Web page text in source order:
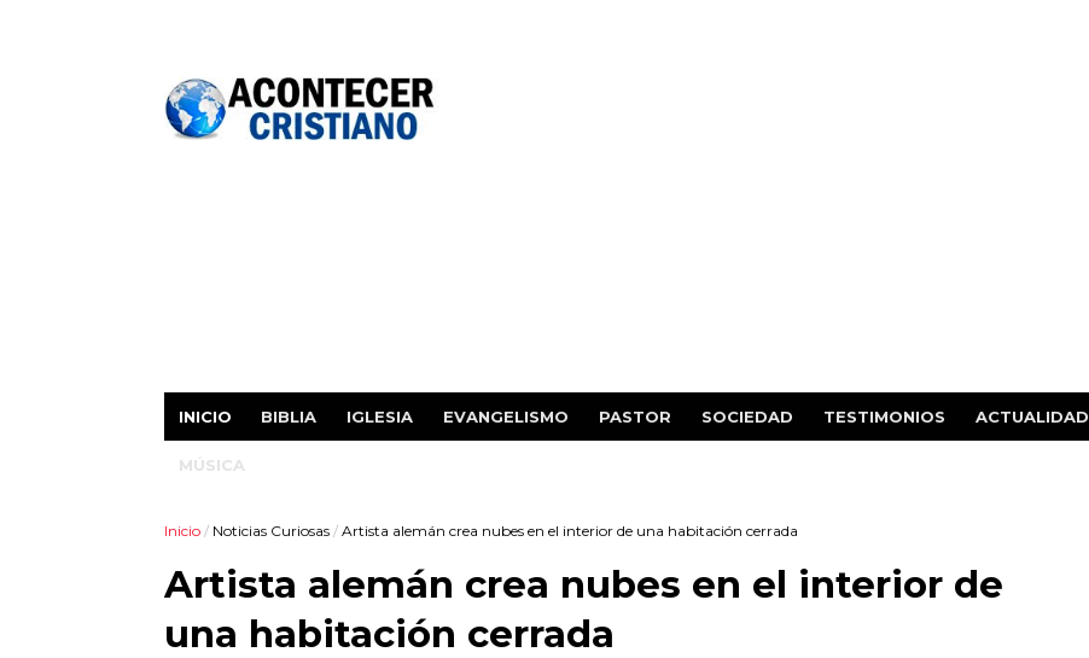
INICIO BIBLIA IGLESIA EVANGELISMO PASTOR SOCIEDAD TESTIMONIOS ACTUALIDAD
MÚSICA
Inicio / Noticias Curiosas / Artista alemán crea nubes en el interior de una habitación cerrada
Artista alemán crea nubes en el interior de
una habitación cerrada